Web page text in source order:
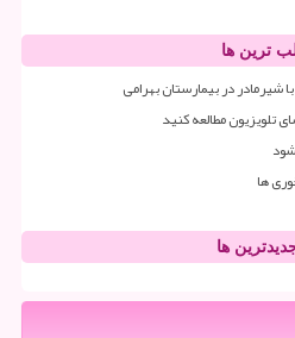
ترین ها
شیرمادر در بیمارستان بهرامی
تلویزیون مطالعه کنید
ها
ها